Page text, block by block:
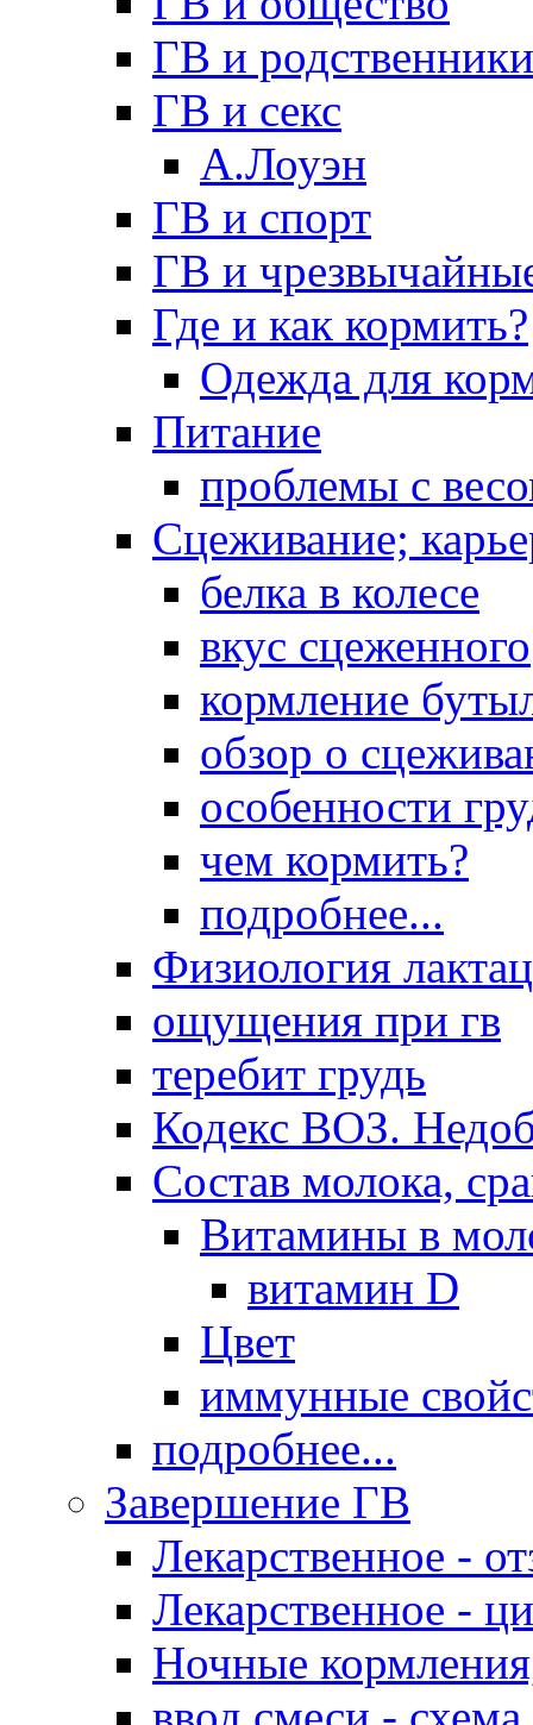
ГВ и родственники
ГВ и секс
А.Лоуэн
ГВ и спорт
ГВ и
Где и как кормить?
Одежда для
Питание
проблемы с
Сцеживание;
белка в колесе
вкус сцеженного
кормление
обзор о
особенности
чем кормить?
подробнее...
Физиология
ощущения при гв
теребит грудь
Кодекс ВОЗ.
Состав молока,
Витамины в
витамин D
Цвет
иммунные
подробнее...
Завершение ГВ
Лекарственное -
Лекарственное -
Ночные